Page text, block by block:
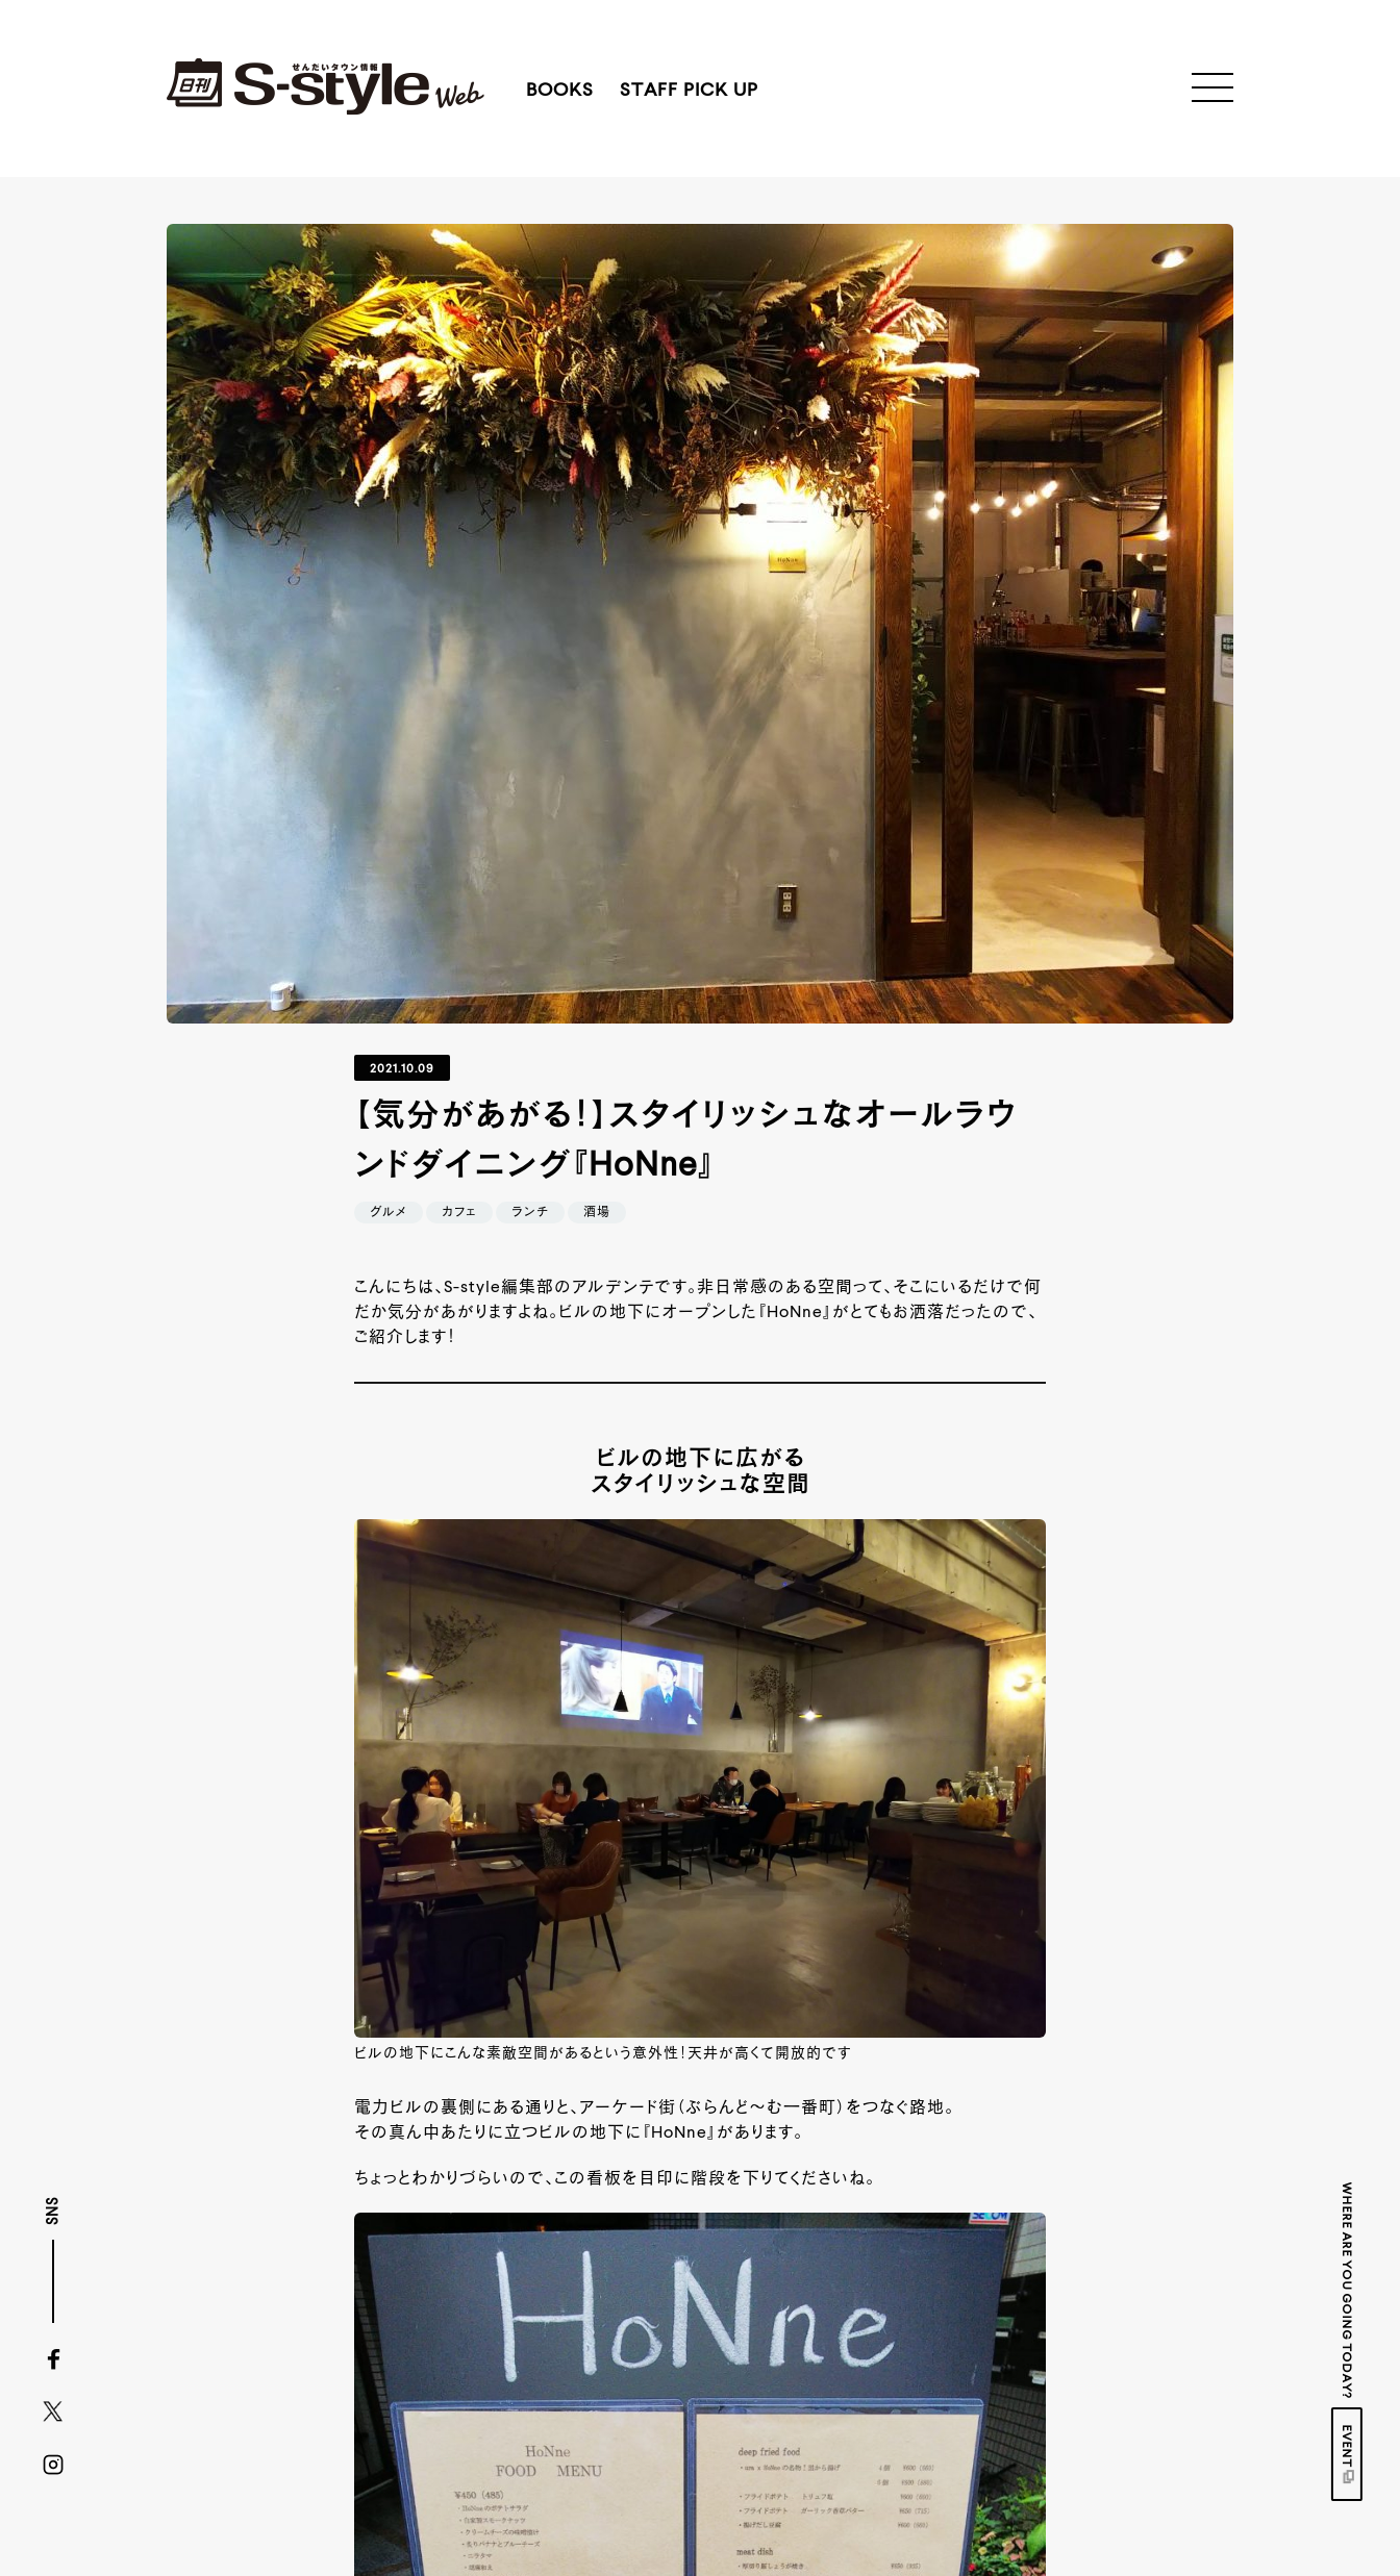
BOOKS STAFF PICK UP
SNS WHERE ARE YOU GOING TODAY?
EVENT
2021.10.09
【気分があがる！】スタイリッシュなオールラウ
ンドダイニング『HoNne』
グルメ カフェ ランチ 酒場
こんにちは、S-style編集部のアルデンテです。非日常感のある空間って、そこにいるだけで何
だか気分があがりますよね。ビルの地下にオープンした『HoNne』がとてもお洒落だったので、
ご紹介します！
ビルの地下に広がる
スタイリッシュな空間
ビルの地下にこんな素敵空間があるという意外性！天井が高くて開放的です
電力ビルの裏側にある通りと、アーケード街（ぶらんど～む一番町）をつなぐ路地。
その真ん中あたりに立つビルの地下に『HoNne』があります。
ちょっとわかりづらいので、この看板を目印に階段を下りてくださいね。